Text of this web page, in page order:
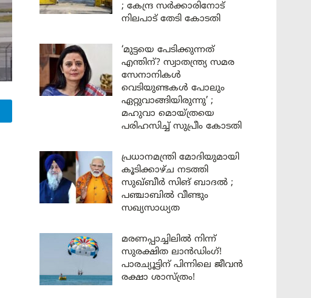
; കേന്ദ്ര സർക്കാരിനോട്
നിലപാട് തേടി കോടതി
‘മുട്ടയെ പേടിക്കുന്നത്
എന്തിന്? സ്വാതന്ത്ര്യ സമര
സേനാനികൾ
വെടിയുണ്ടകൾ പോലും
ഏറ്റുവാങ്ങിയിരുന്നു’ ;
മഹുവാ മൊയ്ത്രയെ
പരിഹസിച്ച് സുപ്രീം കോടതി
പ്രധാനമന്ത്രി മോദിയുമായി
കൂടിക്കാഴ്ച നടത്തി
സുഖ്ബീർ സിങ് ബാദൽ ;
പഞ്ചാബിൽ വീണ്ടും
സഖ്യസാധ്യത
മരണപ്പാച്ചിലിൽ നിന്ന്
സുരക്ഷിത ലാൻഡിംഗ്!
പാരച്യൂട്ടിന് പിന്നിലെ ജീവൻ
രക്ഷാ ശാസ്ത്രം!